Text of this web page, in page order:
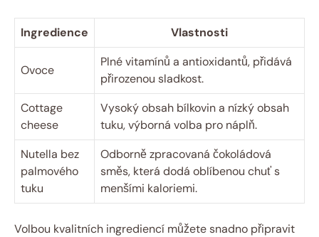
Ingredience Vlastnosti
Ovoce
Plné vitamínů a antioxidantů, přidává
přirozenou sladkost.
Cottage
cheese
Vysoký obsah bílkovin a nízký obsah
tuku, výborná volba pro náplň.
Nutella bez
palmového
tuku
Odborně zpracovaná čokoládová
směs, která dodá oblíbenou chuť s
menšími kaloriemi.
Volbou kvalitních ingrediencí můžete snadno připravit